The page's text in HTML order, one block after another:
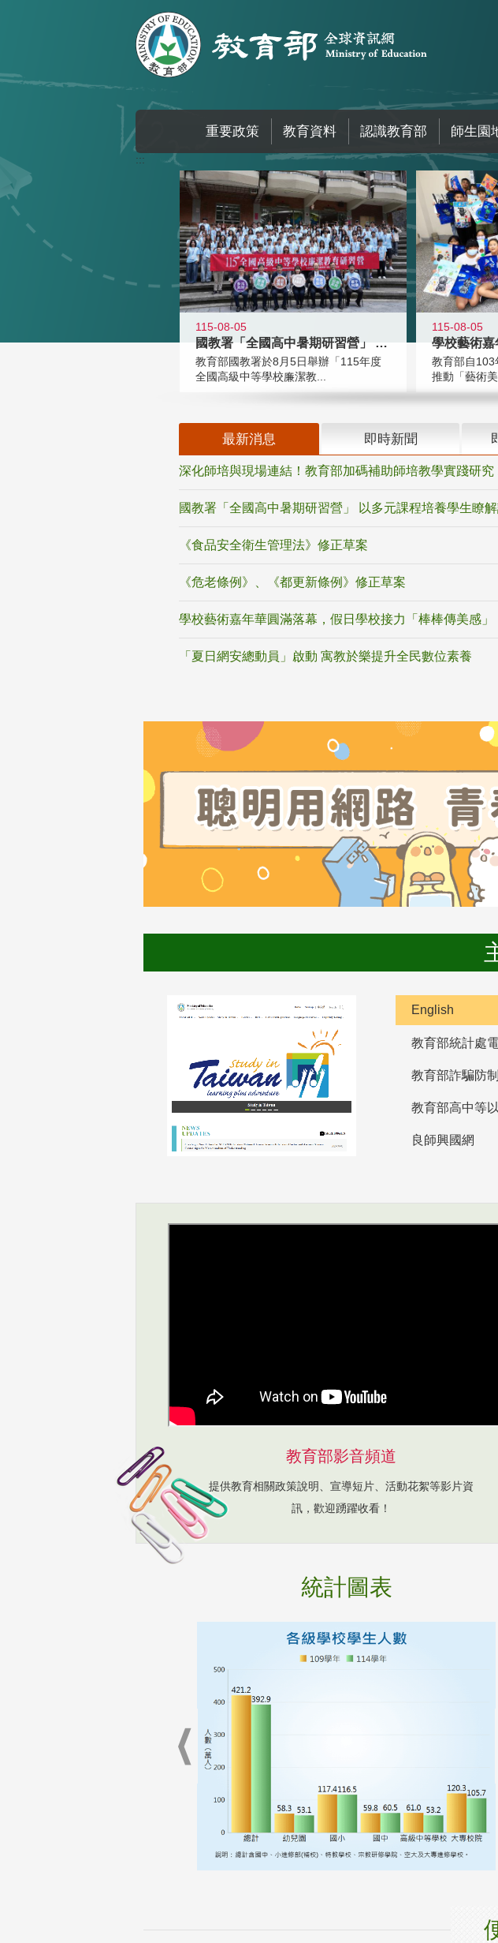
重要政策 教育資料 認識教育部 師生園
:::
115-08-05
國教署「全國高中暑期研習營」 以多
教育部國教署於8月5日舉辦「115年度
全國高級中等學校廉潔教...
115-08-05
教育部自103
推動「藝術
最新消息 即時新聞
深化師培與現場連結！教育部加碼補助師培教學實踐研
國教署「全國高中暑期研習營」 以多元課程培養學生瞭
《食品安全衛生管理法》修正草案
《危老條例》、《都更新條例》修正草案
學校藝術嘉年華圓滿落幕，假日學校接力「棒棒傳美感」
「夏日網安總動員」啟動 寓教於樂提升全民數位素養
English
教育部統計處
教育部詐騙防
良師興國網
教育部影音頻道
提供教育相關政策說明、宣導短片、活動花絮等影片資
訊，歡迎踴躍收看！
統計圖表